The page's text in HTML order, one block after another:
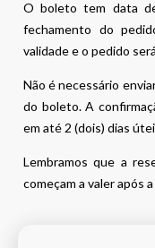
O boleto tem data
fechamento do
validade e o pedido
Não é necessário
do boleto. A
em até 2 (dois) dias
Lembramos que a
começam a valer após